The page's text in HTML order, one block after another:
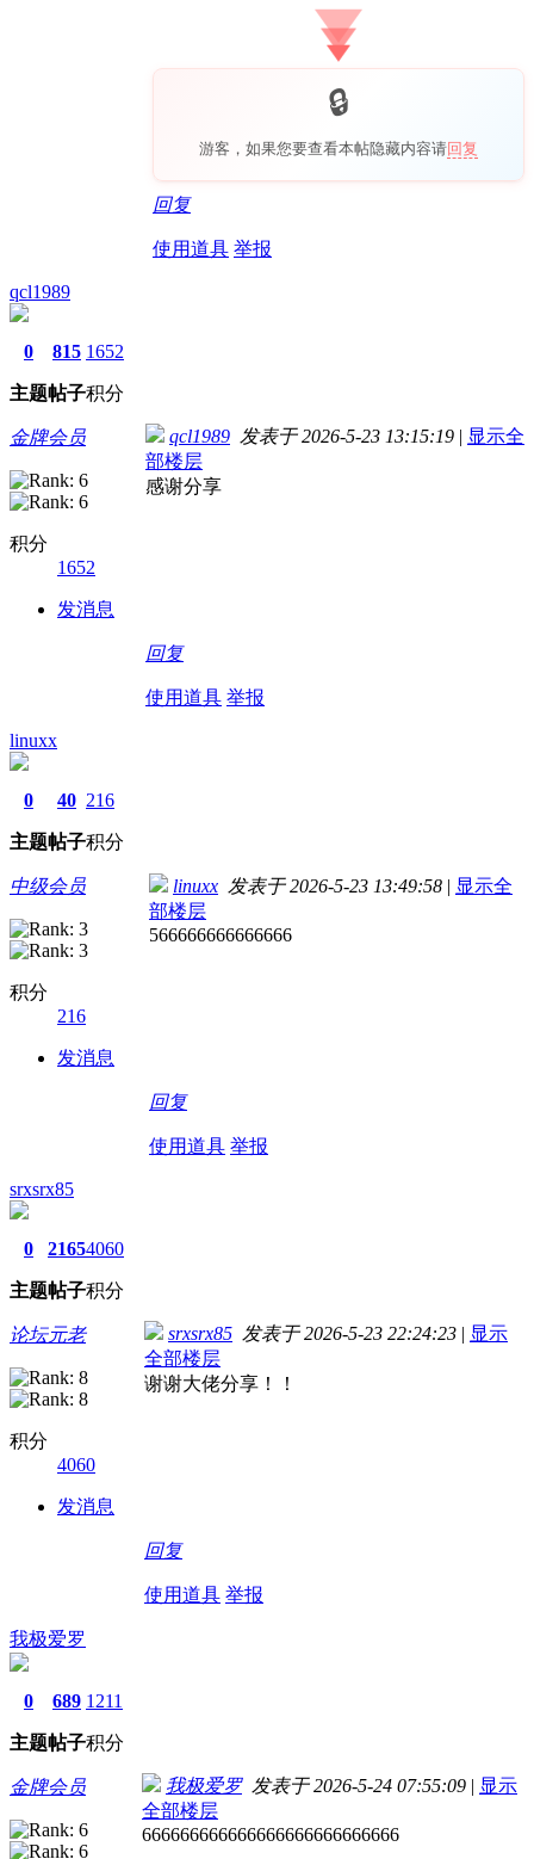
游客，如果您要查看本帖隐藏内容请回复
回复
使用道具 举报
qcl1989
0
主题
815
帖子
1652
积分
金牌会员
积分
1652
发消息
qcl1989 发表于 2026-5-23 13:15:19 | 显示全
部楼层
感谢分享
回复
使用道具 举报
linuxx
0
主题
40
帖子
216
积分
中级会员
积分
216
发消息
linuxx 发表于 2026-5-23 13:49:58 | 显示全
部楼层
566666666666666
回复
使用道具 举报
srxsrx85
0
主题
2165
帖子
4060
积分
论坛元老
积分
4060
发消息
srxsrx85 发表于 2026-5-23 22:24:23 | 显示
全部楼层
谢谢大佬分享！！
回复
使用道具 举报
我极爱罗
0
主题
689
帖子
1211
积分
金牌会员 我极爱罗发表于 2026-5-24 07:55:09 | 显示
全部楼层
666666666666666666666666666